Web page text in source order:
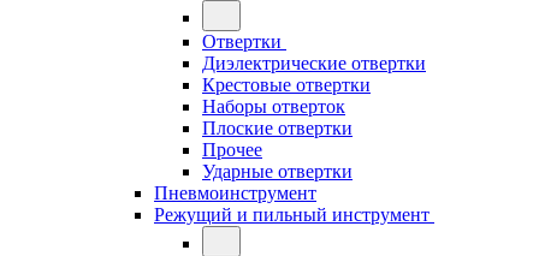
Отвертки
Диэлектрические отвертки
Крестовые отвертки
Наборы отверток
Плоские отвертки
Прочее
Ударные отвертки
Пневмоинструмент
Режущий и пильный инструмент